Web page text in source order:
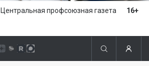
Центральная профсоюзная газета 16+